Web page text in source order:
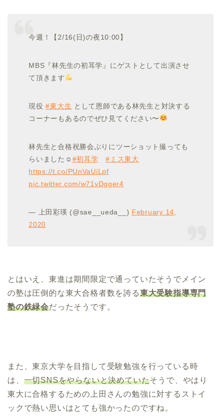
今週！【2/16(日)の夜10:00】
MBS『林先生の初耳学』にゲストとして出演させ
て頂きます
現役#東大生 として恩師である林先生と対決する
コーナーもあるのでぜひ見てください〜
林先生と合格祝勝会ぶりにツーショット撮っても
らいました☺︎#初耳学
#ミス東大
https://t.co/PUnVaUiLpf
pic.twitter.com/w71vDgger4
— 上田彩瑛 (@sae__ueda__) February 14,
2020
とはいえ、東進は期間限定で通っていたそうでメイン
の塾は圧倒的な東大合格者数を誇る東大受験指導専門
塾の鉄緑会だったそうです。
また、東京大学を目指して受験勉強を行っている時
は、 一切SNSをやらないと決めていたそうで、やはり
東大に合格するための上田さんの勉強に対するストイ
ックで熱い思いはとても強かったのですね。